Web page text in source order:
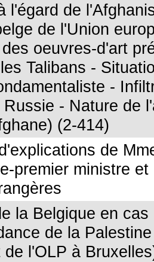
l'égard de
de l'Union
oeuvres-d'art
Talibans -
-
- Nature de
(2-414)
de
premier ministre
la Belgique en
de la
de l'OLP à